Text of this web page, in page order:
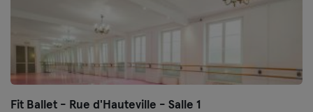
Fit Ballet - Rue d'Hauteville - Salle 1